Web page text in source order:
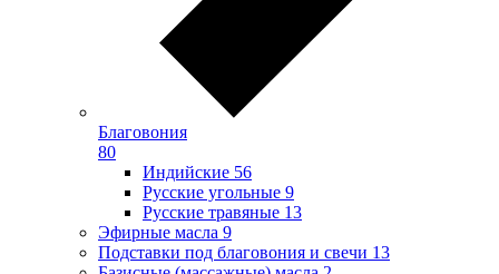
Благовония
80
Индийские 56
Русские угольные 9
Русские травяные 13
Эфирные масла 9
Подставки под благовония и свечи 13